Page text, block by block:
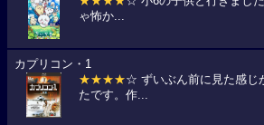
ゃ怖か...
カプリコン・1
★★★★☆ ずいぶん前に見た感じ
たです。作...